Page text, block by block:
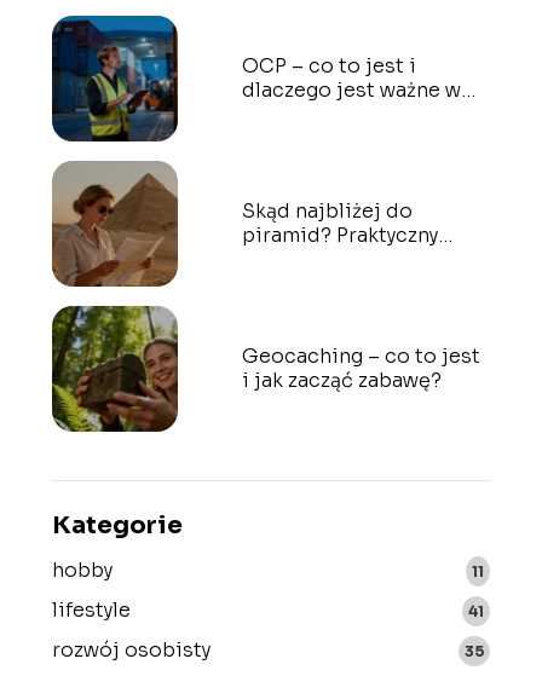
OCP – co to jest i
dlaczego jest ważne w
Skąd najbliżej do
piramid? Praktyczny
Geocaching – co to jest
i jak zacząć zabawę?
Kategorie
hobby 11
lifestyle 41
rozwój osobisty 35